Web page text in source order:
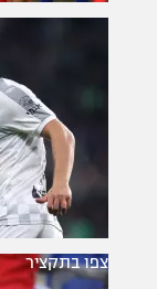
צפו בתקציר